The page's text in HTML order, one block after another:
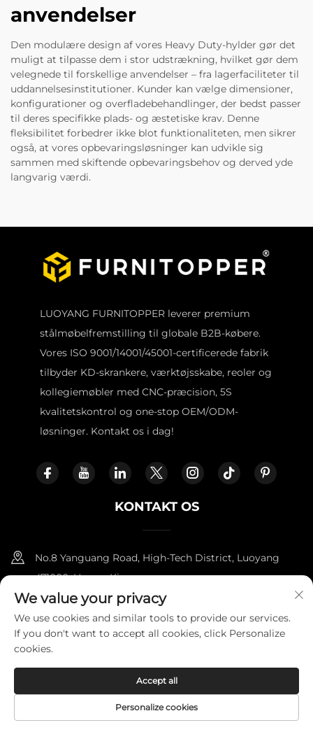
anvendelser
Den modulære design af vores Heavy Duty-hylder gør det
muligt at tilpasse dem i stor udstrækning, hvilket gør dem
velegnede til forskellige anvendelser – fra lagerfaciliteter til
uddannelsesinstitutioner. Kunder kan vælge dimensioner,
konfigurationer og overfladebehandlinger, der bedst passer
til deres specifikke plads- og æstetiske krav. Denne
fleksibilitet forbedrer ikke blot funktionaliteten, men sikrer
også, at vores opbevaringsløsninger kan udvikle sig
sammen med skiftende opbevaringsbehov og derved yde
langvarig værdi.
LUOYANG FURNITOPPER leverer premium
stålmøbelfremstilling til globale B2B-købere.
Vores ISO 9001/14001/45001-certificerede fabrik
tilbyder KD-skrankere, værktøjsskabe, reoler og
kollegiemøbler med CNC-præcision, 5S
kvalitetskontrol og one-stop OEM/ODM-
løsninger. Kontakt os i dag!
KONTAKT OS
No.8 Yanguang Road, High-Tech District, Luoyang
471000, Henan, Kina.
+86-18338800729
[email protected]
Copyright © 2025 af LUOYANG FURNITOPPER IMPORT AND
EXPORT TRADING CO., LTD. Privatlivspolitik
We value your privacy
We use cookies and similar tools to provide our services.
If you don't want to accept all cookies, click Personalize
cookies.
Personalize cookies
Accept all